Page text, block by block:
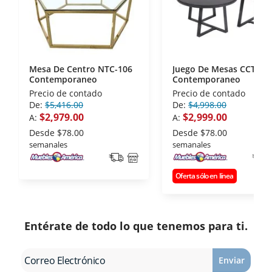
Mesa De Centro NTC-106
Contemporaneo
Precio de contado
De: $5,416.00
A: $2,979.00
Desde $78.00
semanales
Juego De Mesas CCT-
Contemporaneo
Precio de contado
De: $4,998.00
A: $2,999.00
Desde $78.00
semanales
Oferta sólo en línea
Entérate de todo lo que tenemos para ti.
Enviar